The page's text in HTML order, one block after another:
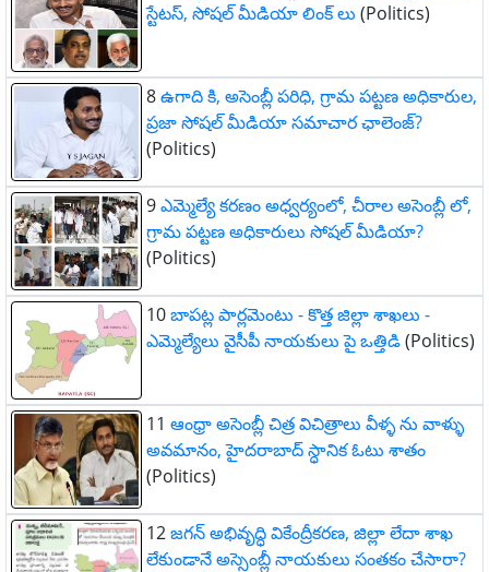
స్టేటస్, సోషల్ మీడియా లింక్ లు (Politics)
8ఉగాది కి, అసెంబ్లీ పరిధి, గ్రామ పట్టణ అధికారుల,
ప్రజా సోషల్ మీడియా సమాచార ఛాలెంజ్?
(Politics)
9ఎమ్మెల్యే కరణం అధ్వర్యంలో, చీరాల అసెంబ్లీ లో,
గ్రామ పట్టణ అధికారులు సోషల్ మీడియా?
(Politics)
10బాపట్ల పార్లమెంటు - కొత్త జిల్లా శాఖలు -
ఎమ్మెల్యేలు వైసీపీ నాయకులు పై ఒత్తిడి(Politics)
11 ఆంధ్రా అసెంబ్లీ చిత్ర విచిత్రాలు వీళ్ళ ను వాళ్ళు
అవమానం, హైదరాబాద్ స్ధానిక ఓటు శాతం
(Politics)
12జగన్ అభివృద్ధి వికేంద్రీకరణ, జిల్లా లేదా శాఖ
లేకుండానే అస్సెంబ్లీ నాయకులు సంతకం చేసారా?